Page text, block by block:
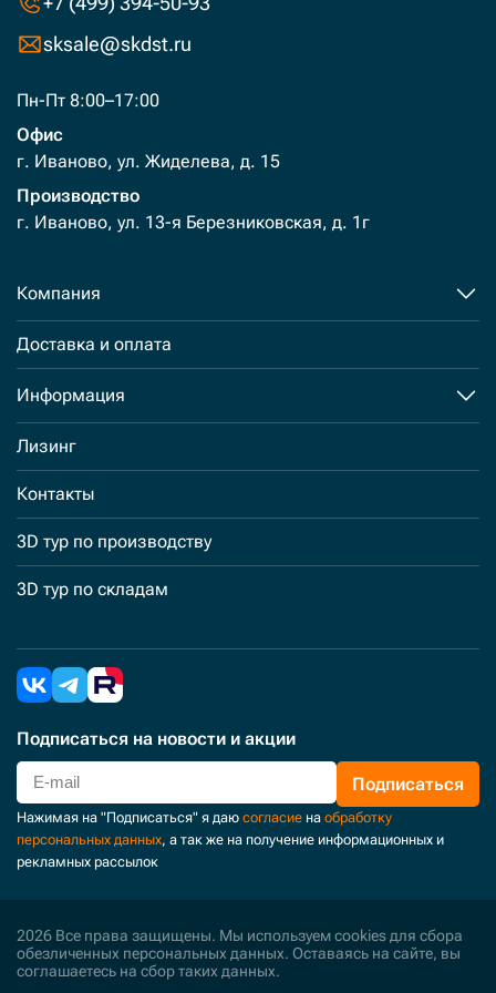
sksale@skdst.ru
Пн-Пт 8:00–17:00
Офис
г. Иваново, ул. Жиделева, д. 15
Производство
г. Иваново, ул. 13-я Березниковская, д. 1г
Компания
Доставка и оплата
Информация
Лизинг
Контакты
3D тур по производству
3D тур по складам
Подписаться на новости и акции
Подписаться
Нажимая на "Подписаться" я даю согласие на обработку
персональных данных, а так же на получение информационных и
рекламных рассылок
2026 Все права защищены. Мы используем cookies для сбора
обезличенных персональных данных. Оставаясь на сайте, вы
соглашаетесь на сбор таких данных.